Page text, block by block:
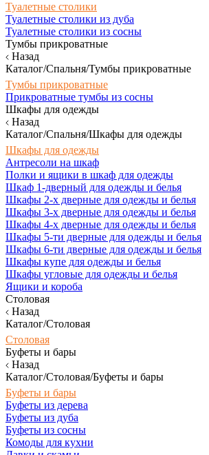
Туалетные столики
Туалетные столики из дуба
Туалетные столики из сосны
Тумбы прикроватные
Назад
Каталог/Спальня/Тумбы прикроватные
Тумбы прикроватные
Прикроватные тумбы из сосны
Шкафы для одежды
Назад
Каталог/Спальня/Шкафы для одежды
Шкафы для одежды
Антресоли на шкаф
Полки и ящики в шкаф для одежды
Шкаф 1-дверный для одежды и белья
Шкафы 2-х дверные для одежды и белья
Шкафы 3-х дверные для одежды и белья
Шкафы 4-х дверные для одежды и белья
Шкафы 5-ти дверные для одежды и белья
Шкафы 6-ти дверные для одежды и белья
Шкафы купе для одежды и белья
Шкафы угловые для одежды и белья
Ящики и короба
Столовая
Назад
Каталог/Столовая
Столовая
Буфеты и бары
Назад
Каталог/Столовая/Буфеты и бары
Буфеты и бары
Буфеты из дерева
Буфеты из дуба
Буфеты из сосны
Комоды для кухни